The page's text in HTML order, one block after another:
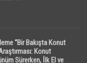
“Bir Bakışta Konut
Konut
Sürerken, İlk El ve